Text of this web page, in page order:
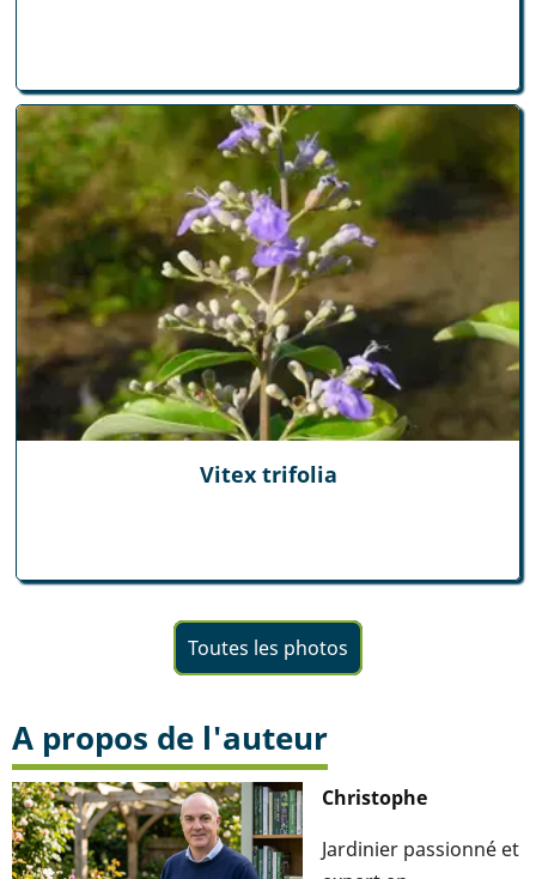
Vitex trifolia
Toutes les photos
A propos de l'auteur
Christophe
Jardinier passionné et